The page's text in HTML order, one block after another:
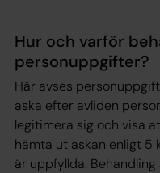
Hur och varför
personuppgifter?
Här avses
aska efter avliden
legitimera sig och visa
hämta ut askan enligt 5
är uppfyllda.